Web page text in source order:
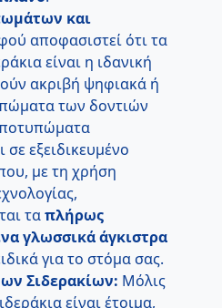
και
αποφασιστεί ότι τα
είναι η ιδανική
ακριβή ψηφιακά ή
των δοντιών
εξειδικευμένο
με τη χρήση
ταπλήρως
γλωσσικά άγκιστρα
για το στόμα σας.
Σιδερακίων: Μόλις
είναι έτοιμα,